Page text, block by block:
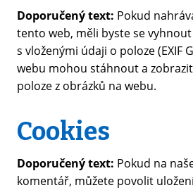
Doporučený text: Pokud
tento web, měli byste se
s vloženými údaji o poloze (EXIF
webu mohou stáhnout a
poloze z obrázků na webu.
Cookies
Doporučený text: Pokud na
komentář, můžete povolit